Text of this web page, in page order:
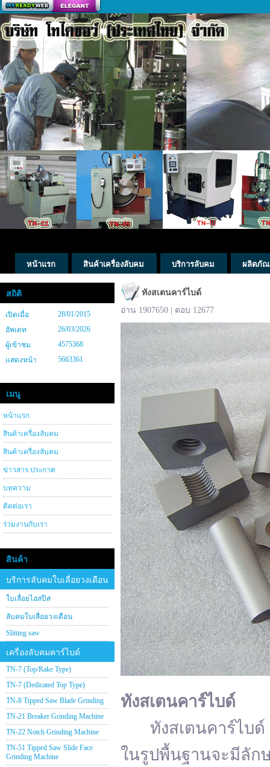
สร้างเว็บ
หน้าแรก สินค้าเครื่องลับคม บริการลับคม ผลิตภัณ
สถิติ
เปิดเมื่อ
28/01/2015
อัพเดท
26/03/2026
ผู้เข้าชม
4575368
แสดงหน้า
5663361
เมนู
หน้าแรก
สินค้าเครื่องลับคม
สินค้าเครื่องลับคม
ข่าวสาร ประกาศ
บทความ
ติดต่อเรา
ร่วมงานกับเรา
สินค้า
บริการลับคมใบเลื่อยวงเดือน
ใบเลื่อยไฮสปีส
ลับคมใบเลื่อยวงเดือน
Slitting saw
เครื่องลับคมคาร์ไบด์
TN-7 (Top/Rake Type)
TN-7 (Dedicated Top Type)
TN-8 Tipped Saw Blade Grinding
TN-21 Breaker Grinding Machine
TN-22 Notch Grinding Machine
TN-51 Tipped Saw Slide Face
Grinding Machine
ทังสเตนคาร์ไบด์
อ่าน 1907650 | ตอบ 12677
ทังสเตนคาร์ไบด์
ทังสเตนคาร์ไบด์ (
ในรูปพื้นฐานจะมีลัก